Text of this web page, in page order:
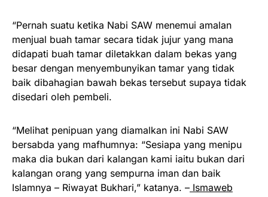
“Pernah suatu ketika Nabi SAW menemui amalan
menjual buah tamar secara tidak jujur yang mana
didapati buah tamar diletakkan dalam bekas yang
besar dengan menyembunyikan tamar yang tidak
baik dibahagian bawah bekas tersebut supaya tidak
disedari oleh pembeli.
“Melihat penipuan yang diamalkan ini Nabi SAW
bersabda yang mafhumnya: “Sesiapa yang menipu
maka dia bukan dari kalangan kami iaitu bukan dari
kalangan orang yang sempurna iman dan baik
Islamnya – Riwayat Bukhari,” katanya. – Ismaweb